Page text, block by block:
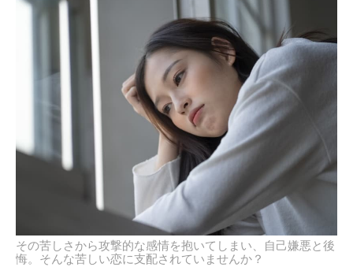
その苦しさから攻撃的な感情を抱いてしまい、自己嫌悪と後
悔。そんな苦しい恋に支配されていませんか？